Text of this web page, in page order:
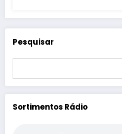
Pesquisar
Sortimentos Rádio